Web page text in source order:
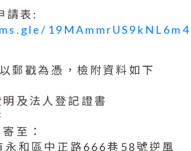
請表:
郵戳為憑，檢附資料如下
及法人登記證書
至：
和區中正路666巷58號逆風